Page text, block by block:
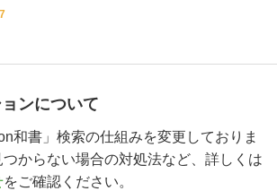
ンについて
和書」検索の仕組みを変更しておりま
からない場合の対処法など、詳しくは
をご確認ください。